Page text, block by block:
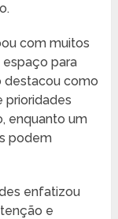
com muitos
para
destacou como
prioridades
enquanto um
podem
enfatizou
e